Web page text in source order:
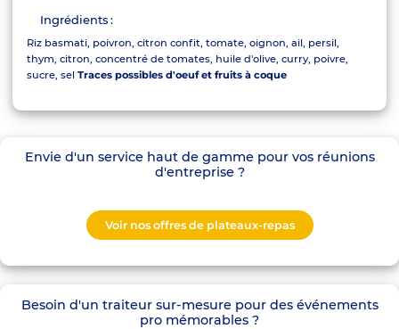
Ingrédients :
Riz basmati, poivron, citron confit, tomate, oignon, ail, persil,
thym, citron, concentré de tomates, huile d'olive, curry, poivre,
sucre, selTraces possibles d'oeuf et fruits à coque
Envie d'un service haut de gamme pour vos réunions
d'entreprise ?
Voir nos offres de plateaux-repas
Besoin d'un traiteur sur-mesure pour des événements
pro mémorables ?